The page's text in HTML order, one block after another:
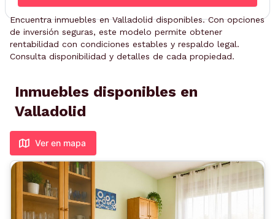
Encuentra inmuebles en Valladolid disponibles. Con opciones
de inversión seguras, este modelo permite obtener
rentabilidad con condiciones estables y respaldo legal.
Consulta disponibilidad y detalles de cada propiedad.
Inmuebles disponibles en
Valladolid
Ver en mapa